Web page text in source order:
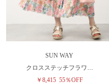
SUN WAY
クロスステッチフラワ…
￥8,415 55％OFF